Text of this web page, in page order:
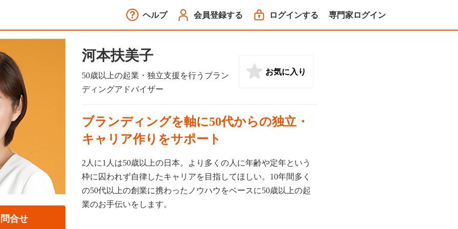
ヘルプ 会員登録する ログインする 専門家ログイン
合せ
河本扶美子
50歳以上の起業・独立支援を行うブラン
ディングアドバイザー
お気に入り
ブランディングを軸に50代からの独立・
キャリア作りをサポート
2人に1人は50歳以上の日本。より多くの人に年齢や定年という
枠に囚われず自律したキャリアを目指してほしい。10年間多く
の50代以上の創業に携わったノウハウをベースに50歳以上の起
業のお手伝いをします。